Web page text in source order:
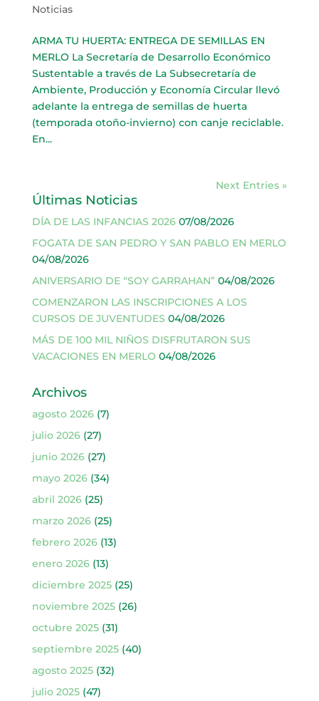
Noticias
ARMA TU HUERTA: ENTREGA DE SEMILLAS EN
MERLO La Secretaría de Desarrollo Económico
Sustentable a través de La Subsecretaría de
Ambiente, Producción y Economía Circular llevó
adelante la entrega de semillas de huerta
(temporada otoño-invierno) con canje reciclable.
En...
Next Entries »
Últimas Noticias
DÍA DE LAS INFANCIAS 2026 07/08/2026
FOGATA DE SAN PEDRO Y SAN PABLO EN MERLO
04/08/2026
ANIVERSARIO DE “SOY GARRAHAN” 04/08/2026
COMENZARON LAS INSCRIPCIONES A LOS
CURSOS DE JUVENTUDES 04/08/2026
MÁS DE 100 MIL NIÑOS DISFRUTARON SUS
VACACIONES EN MERLO 04/08/2026
Archivos
agosto 2026(7)
julio 2026(27)
junio 2026(27)
mayo 2026(34)
abril 2026(25)
marzo 2026(25)
febrero 2026(13)
enero 2026(13)
diciembre 2025(25)
noviembre 2025(26)
octubre 2025(31)
septiembre 2025(40)
agosto 2025(32)
julio 2025(47)